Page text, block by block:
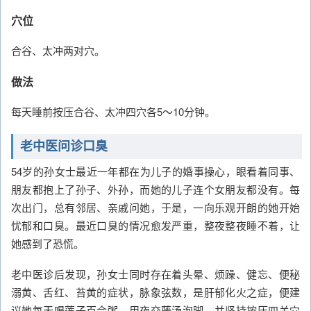
穴位
合谷、太冲两对穴。
做法
每天睡前按压合谷、太冲四穴各5～10分钟。
老中医问诊口臭
54岁的孙女士最近一年都在为儿子的婚事操心，眼看着同事、
朋友都抱上了孙子、外孙，而她的儿子连个女朋友都没有。每
次出门，总有邻居、亲戚问她，于是，一向乐观开朗的她开始
忧郁和口臭。最近口臭的情况愈发严重，整夜整夜睡不着，让
她感到了恐慌。
老中医诊后发现，孙女士同时存在着头晕、烦躁、健忘、便秘
溺黄、舌红、苔黄的症状，脉象弦数，是肝郁化火之症，便建